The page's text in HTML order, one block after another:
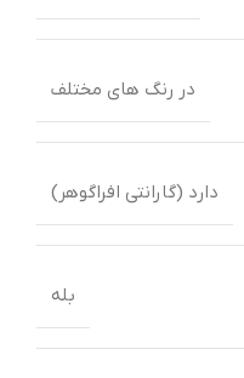
در رنگ های مختلف
دارد (گارانتی افراگوهر)
بله